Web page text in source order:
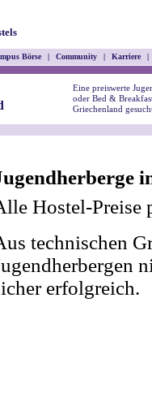
Börse | Community | Karriere |
Eine preiswerte
oder Bed &
Griechenland
Hostel-Preise
technischen
erfolgreich.